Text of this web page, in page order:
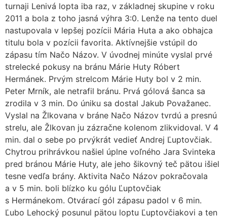
turnaji Lenivá lopta iba raz, v základnej skupine v roku
2011 a bola z toho jasná výhra 3:0. Lenže na tento duel
nastupovala v lepšej pozícii Mária Huta a ako obhajca
titulu bola v pozícii favorita. Aktívnejšie vstúpil do
zápasu tím Načo Názov. V úvodnej minúte vyslal prvé
strelecké pokusy na bránu Márie Huty Róbert
Hermánek. Prvým strelcom Márie Huty bol v 2 min.
Peter Mrník, ale netrafil bránu. Prvá gólová šanca sa
zrodila v 3 min. Do úniku sa dostal Jakub Považanec.
Vyslal na Žlkovana v bráne Načo Názov tvrdú a presnú
strelu, ale Žlkovan ju zázračne kolenom zlikvidoval. V 4
min. dal o sebe po prvýkrát vedieť Andrej Ľuptovčiak.
Chytrou prihrávkou našiel úplne voľného Jara Svinteka
pred bránou Márie Huty, ale jeho šikovný teč pätou išiel
tesne vedľa brány. Aktivita Načo Názov pokračovala
a v 5 min. boli blízko ku gólu Ľuptovčiak
s Hermánekom. Otvárací gól zápasu padol v 6 min.
Ľubo Lehocký posunul pätou loptu Ľuptovčiakovi a ten